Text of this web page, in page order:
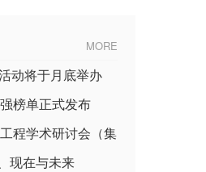
MORE
动将于月底举办
榜单正式发布
程学术研讨会（集
现在与未来